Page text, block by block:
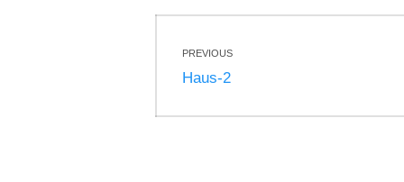
PREVIOUS
Previous
Haus-2